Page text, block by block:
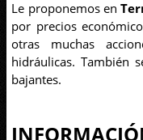
Le proponemos en
por precios
otras muchas
hidráulicas. También
bajantes.